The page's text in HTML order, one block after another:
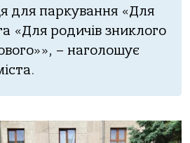
для паркування «Для
«Для родичів зниклого
– наголошує